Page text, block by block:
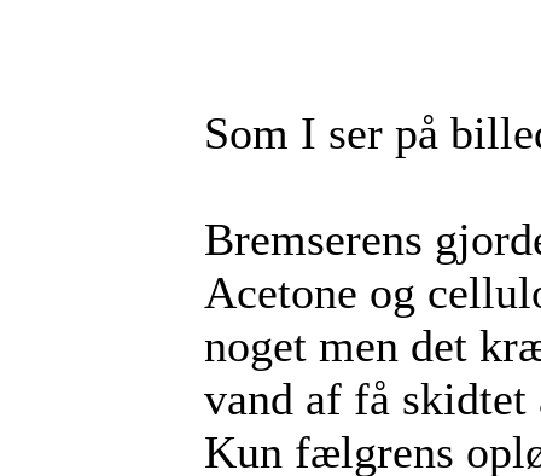
Som I ser på
Bremserens
Acetone og
noget men det
vand af få skidtet
Kun fælgrens